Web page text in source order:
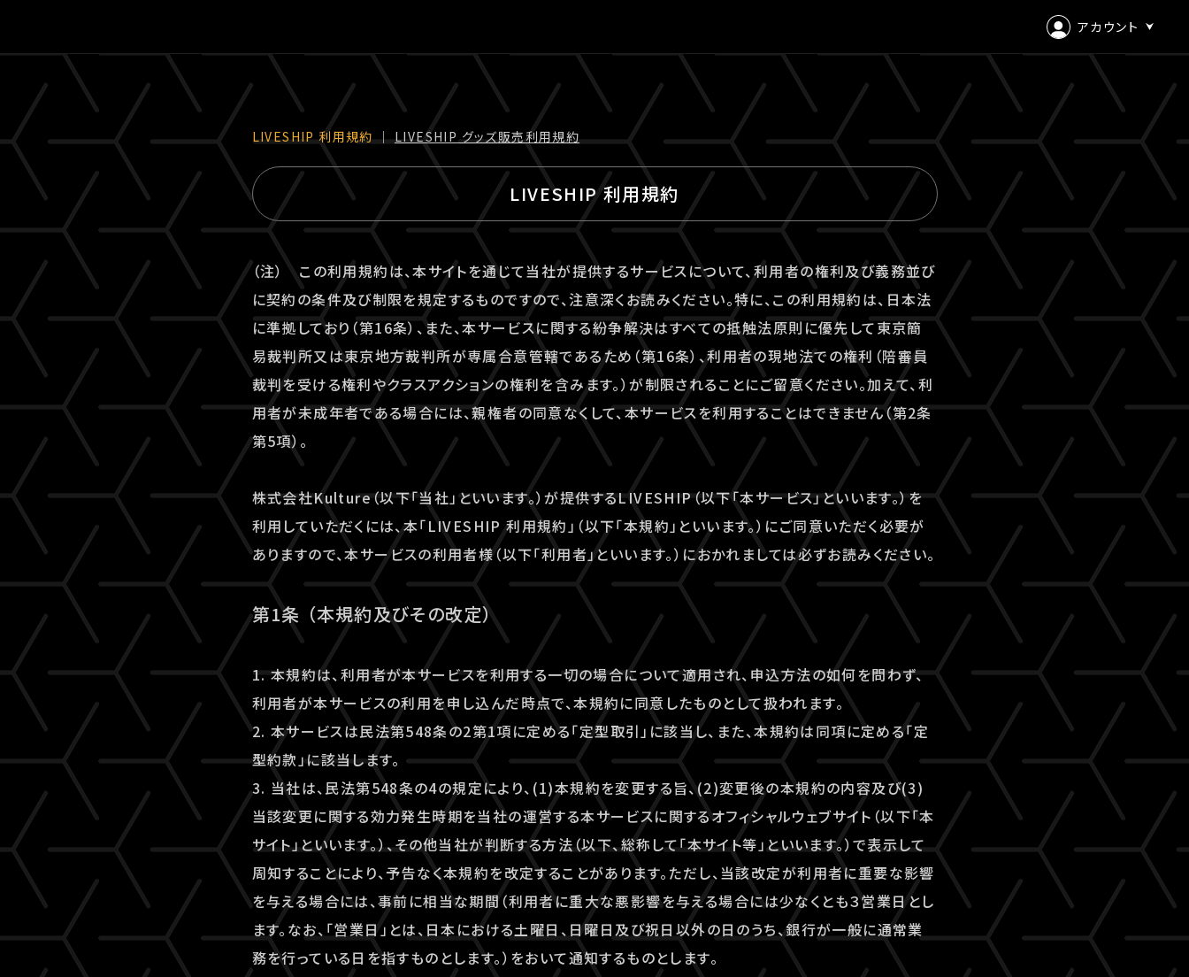
アカウント
ログイン
会員登録
LIVESHIP 利⽤規約｜LIVESHIP グッズ販売利⽤規約
LIVESHIP 利用規約
（注） この利用規約は、本サイトを通じて当社が提供するサービスについて、利用者の権利及び義務並び
に契約の条件及び制限を規定するものですので、注意深くお読みください。特に、この利用規約は、日本法
に準拠しており（第16条）、また、本サービスに関する紛争解決はすべての抵触法原則に優先して東京簡
易裁判所又は東京地方裁判所が専属合意管轄であるため（第16条）、利用者の現地法での権利（陪審員
裁判を受ける権利やクラスアクションの権利を含みます。）が制限されることにご留意ください。加えて、利
用者が未成年者である場合には、親権者の同意なくして、本サービスを利用することはできません（第2条
第5項）。
株式会社Kulture（以下「当社」といいます。）が提供するLIVESHIP（以下「本サービス」といいます。）を
利用していただくには、本「LIVESHIP 利用規約」（以下「本規約」といいます。）にご同意いただく必要が
ありますので、本サービスの利用者様（以下「利用者」といいます。）におかれましては必ずお読みください。
第1条 （本規約及びその改定）
1. 本規約は、利用者が本サービスを利用する一切の場合について適用され、申込方法の如何を問わず、
利用者が本サービスの利用を申し込んだ時点で、本規約に同意したものとして扱われます。
2. 本サービスは民法第548条の2第1項に定める「定型取引」に該当し、また、本規約は同項に定める「定
型約款」に該当します。
3. 当社は、民法第548条の4の規定により、(1)本規約を変更する旨、(2)変更後の本規約の内容及び(3)
当該変更に関する効力発生時期を当社の運営する本サービスに関するオフィシャルウェブサイト（以下「本
サイト」といいます。）、その他当社が判断する方法（以下、総称して「本サイト等」といいます。）で表示して
周知することにより、予告なく本規約を改定することがあります。ただし、当該改定が利用者に重要な影響
を与える場合には、事前に相当な期間（利用者に重大な悪影響を与える場合には少なくとも３営業日とし
ます。なお、「営業日」とは、日本における土曜日、日曜日及び祝日以外の日のうち、銀行が一般に通常業
務を行っている日を指すものとします。）をおいて通知するものとします。